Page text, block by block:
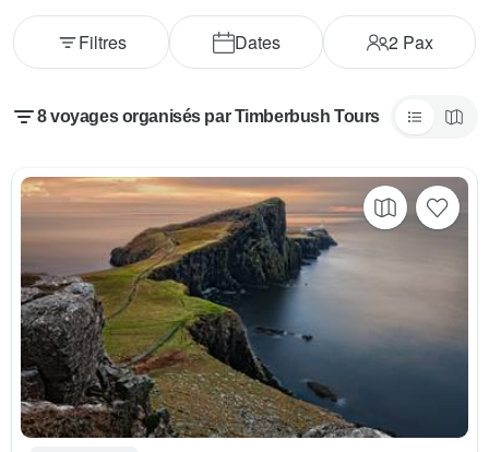
Dates 2Pax
Filtres
8 voyages organisés par Timberbush Tours